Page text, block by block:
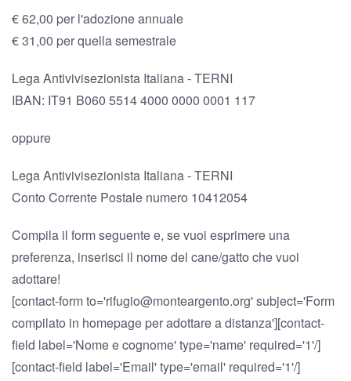
€ 62,00 per l'adozione annuale
€ 31,00 per quella semestrale
Lega Antivivisezionista Italiana - TERNI
IBAN: IT91 B060 5514 4000 0000 0001 117
oppure
Lega Antivivisezionista Italiana - TERNI
Conto Corrente Postale numero 10412054
Compila il form seguente e, se vuoi esprimere una
preferenza, inserisci il nome del cane/gatto che vuoi
adottare!
[contact-form to='rifugio@monteargento.org' subject='Form
compilato in homepage per adottare a distanza'][contact-
field label='Nome e cognome' type='name' required='1'/]
[contact-field label='Email' type='email' required='1'/]